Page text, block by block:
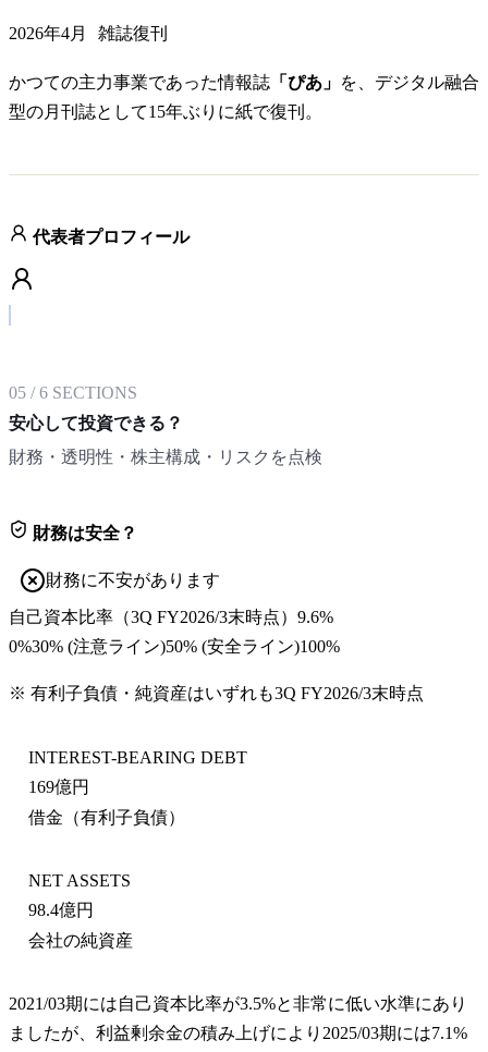
2026年4月 雑誌復刊
かつての主力事業であった情報誌 「ぴあ」 を、デジタル融合
型の月刊誌として15年ぶりに紙で復刊。
代表者プロフィール
05 /6 SECTIONS
安心して投資できる？
財務・透明性・株主構成・リスクを点検
財務は安全？
財務に不安があります
自己資本比率 （3Q FY2026/3末時点） 9.6%
0%30% (注意ライン)50% (安全ライン)100%
※ 有利子負債・純資産はいずれも3Q FY2026/3末時点
INTEREST-BEARING DEBT
169億円
借金（有利子負債）
NET ASSETS
98.4億円
会社の純資産
2021/03期には自己資本比率が3.5%と非常に低い水準にあり
ましたが、利益剰余金の積み上げにより2025/03期には7.1%